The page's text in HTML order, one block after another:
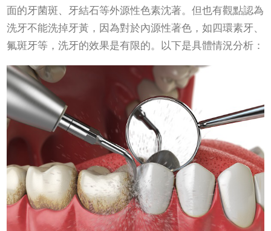
面的牙菌斑、牙結石等外源性色素沈著。但也有觀點認為
洗牙不能洗掉牙黃，因為對於內源性著色，如四環素牙、
氟斑牙等，洗牙的效果是有限的。以下是具體情況分析：